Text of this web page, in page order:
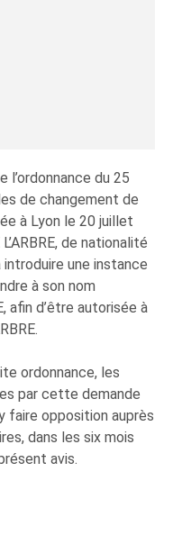
l’ordonnance du 25
de changement de
à Lyon le 20 juillet
de nationalité
introduire une instance
à son nom
afin d’être autorisée à
ordonnance, les
par cette demande
faire opposition auprès
dans les six mois
avis.